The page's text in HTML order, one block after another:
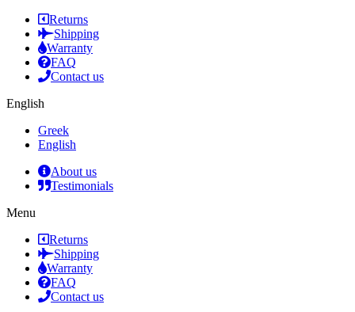
Returns
Shipping
Warranty
FAQ
Contact us
English
Greek
English
About us
Testimonials
Menu
Returns
Shipping
Warranty
FAQ
Contact us